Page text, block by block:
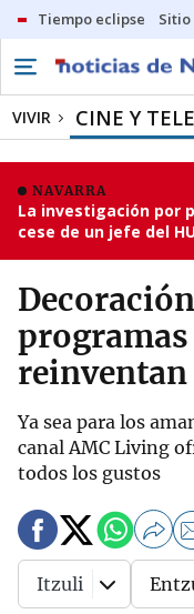
Tiempo eclipse Sitio
VIVIR CINE Y
NAVARRA
La investigación por
cese de un jefe del
Ya sea para los
canal AMC Living
todos los gustos
Itzuli